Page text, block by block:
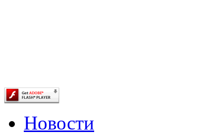
Новости